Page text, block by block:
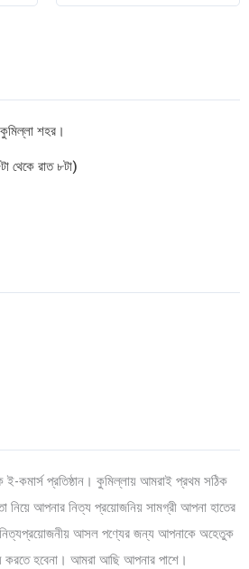
Pastel
শহর।
থেকে রাত ৮টা)
কমার্স প্রতিষ্ঠান। কুমিল্লায় আমরাই প্রথম সঠিক
নিয়ে আপনার নিত্য প্রয়োজনিয় সামগ্রী আপনা হাতের
নিত্যপ্রয়োজনীয় আসল পণ্যের জন্য আপনাকে অহেতুক
করতে হবেনা। আমরা আছি আপনার পাশে।